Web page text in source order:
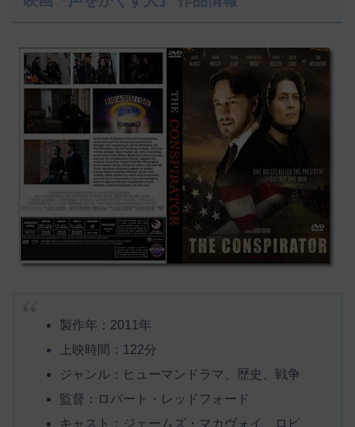
製作年：2011年
上映時間：122分
ジャンル：ヒューマンドラマ、歴史、戦争
監督：ロバート・レッドフォード
キャスト：ジェームズ・マカヴォイ、ロビ